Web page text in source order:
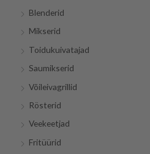
Blenderid
Mikserid
Toidukuivatajad
Saumikserid
Võileivagrillid
Rösterid
Veekeetjad
Fritüürid